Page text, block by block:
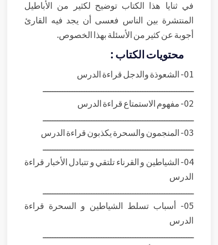
في ثنايا هذا الكتاب توضيح لكثير من الأباطيل
المنتشرة بين الناس فعسى أن يجد فيه القارئ
أجوبة عن كثير من الأسئلة بهذا الخصوص.
محتويات الكتاب :
01- الشعوذة والدجل
قراءة الدرس
ــــــــــــــــــــــــــــــــــــــــــــــــــــــــــــــ
02- مفهوم الاستمتاع
قراءة الدرس
ــــــــــــــــــــــــــــــــــــــــــــــــــــــــــــــ
03- المنجمون والسحرة يكذبون
قراءة الدرس
ــــــــــــــــــــــــــــــــــــــــــــــــــــــــــــــ
04- الشياطين و القرناء تلتقي و تتبادل الأخبار
قراءة
الدرس
ــــــــــــــــــــــــــــــــــــــــــــــــــــــــــــــ
05- أسباب تسلط الشياطين و السحرة
قراءة
الدرس
ــــــــــــــــــــــــــــــــــــــــــــــــــــــــــــــ